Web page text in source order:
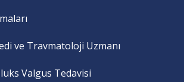
ve Travmatoloji Uzmanı
Valgus Tedavisi